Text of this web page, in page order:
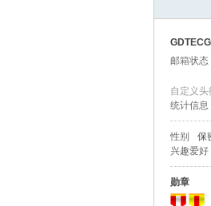
邮箱状态
自定义头
统计信息
性别 保
兴趣爱好
勋章